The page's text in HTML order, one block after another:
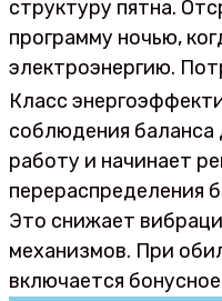
структуру пятна.
программу ночью,
электроэнергию.
Класс
соблюдения баланса
работу и начинает
перераспределения
Это снижает
механизмов. При
включается